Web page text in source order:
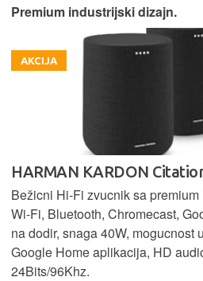
Premium industrijski dizajn.
AKCIJA
HARMAN KARDON
Bežicni Hi-Fi zvucnik sa
Wi-Fi, Bluetooth, Chromecast,
na dodir, snaga 40W, mogucnost
Google Home aplikacija, HD
24Bits/96Khz.